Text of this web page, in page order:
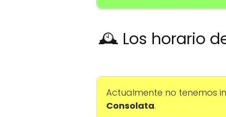
🕰️ Los horario
Actualmente no tenemos
Consolata.